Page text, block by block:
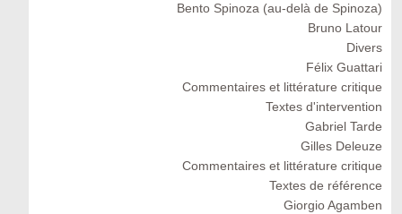
Bento Spinoza (au-delà de Spinoza)
Bruno Latour
Divers
Félix Guattari
Commentaires et littérature critique
Textes d'intervention
Gabriel Tarde
Gilles Deleuze
Commentaires et littérature critique
Textes de référence
Giorgio Agamben